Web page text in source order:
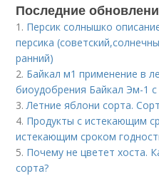
Последние
1. Персик солнышко
персика
ранний)
2. Байкал м1 применение в
биоудобрения Байкал Эм-1
3.Летние яблони сорта.
4. Продукты с истекающим
истекающим сроком
5. Почему не цветет хоста.
сорта?